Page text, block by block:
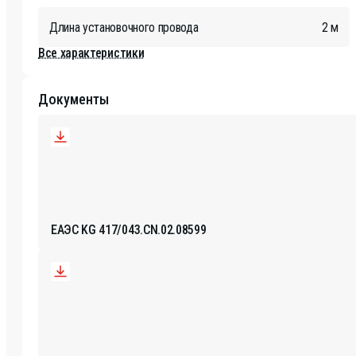
Длина установочного провода
2 м
Все характеристики
Документы
ЕАЭС KG 417/043.CN.02.08599